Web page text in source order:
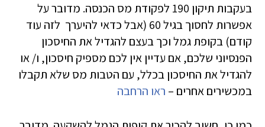
בעקבות תיקון 190 לפקודת מס הכנסה. מדובר על
אפשרות לחסוך בגיל 60 (אבל כדאי להיערך לזה עוד
קודם) בקופת גמל וכך בעצם להגדיל את החיסכון
הפנסיוני שלכם, אם עדיין אין לכם מספיק חיסכון, ו/ או
להגדיל את החיסכון בכלל, עם הטבות מס שלא תקבלו
במכשירים אחרים – ראו הרחבה